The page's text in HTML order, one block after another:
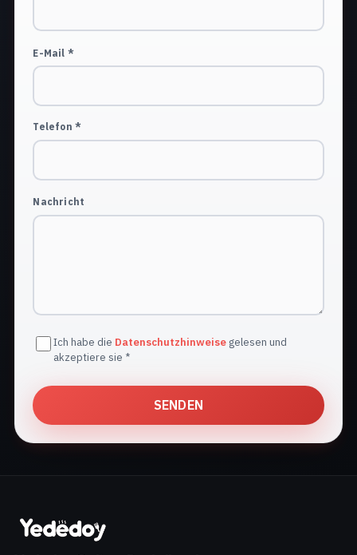
E-Mail *
Telefon *
Nachricht
Ich habe die Datenschutzhinweisegelesen und
akzeptiere sie *
SENDEN